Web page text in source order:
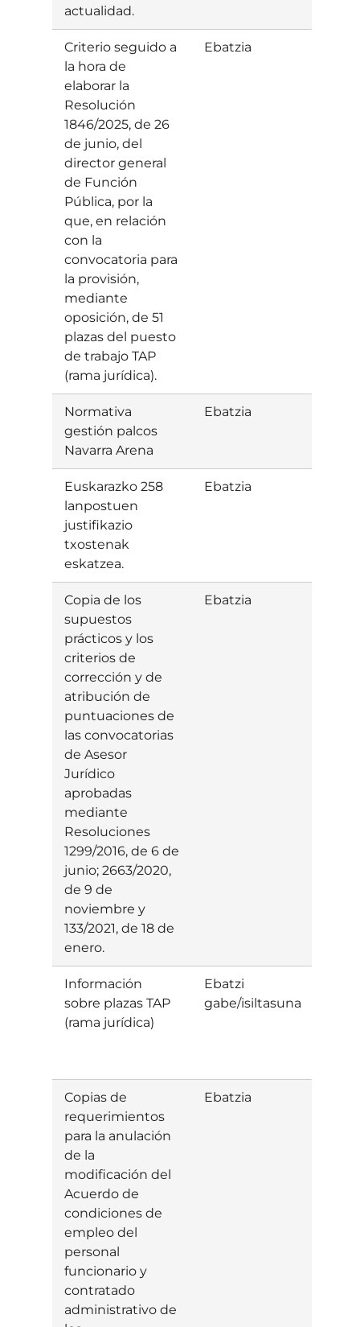
actualidad.
Criterio seguido a
la hora de
elaborar la
Resolución
1846/2025, de 26
de junio, del
director general
de Función
Pública, por la
que, en relación
con la
convocatoria para
la provisión,
mediante
oposición, de 51
plazas del puesto
de trabajo TAP
(rama jurídica).
Ebatzia
Normativa
gestión palcos
Navarra Arena
Ebatzia
Euskarazko 258
lanpostuen
justifikazio
txostenak
eskatzea.
Ebatzia
Copia de los
supuestos
prácticos y los
criterios de
corrección y de
atribución de
puntuaciones de
las convocatorias
de Asesor
Jurídico
aprobadas
mediante
Resoluciones
1299/2016, de 6 de
junio; 2663/2020,
de 9 de
noviembre y
133/2021, de 18 de
enero.
Ebatzia
Información
sobre plazas TAP
(rama jurídica)
Ebatzi
gabe/isiltasuna
Copias de
requerimientos
para la anulación
de la
modificación del
Acuerdo de
condiciones de
empleo del
personal
funcionario y
contratado
administrativo de
Ebatzia